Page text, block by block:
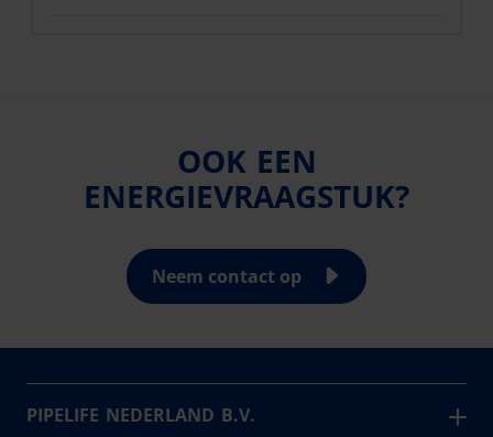
OOK EEN
ENERGIEVRAAGSTUK?
Neem contact op
PIPELIFE NEDERLAND B.V.